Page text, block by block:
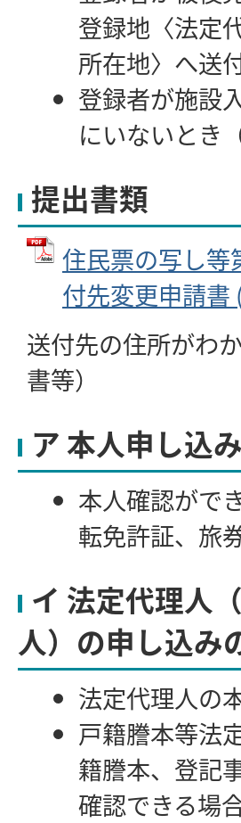
登録地〈法定
所在地〉へ送付
登録者が施設
にいないとき
提出書類
住民票の写し等
付先変更申請書
送付先の住所がわ
書等）
ア 本人申し込
本人確認がで
転免許証、旅
イ 法定代理人
人）の申し込み
法定代理人の
戸籍謄本等法
籍謄本、登記
確認できる場